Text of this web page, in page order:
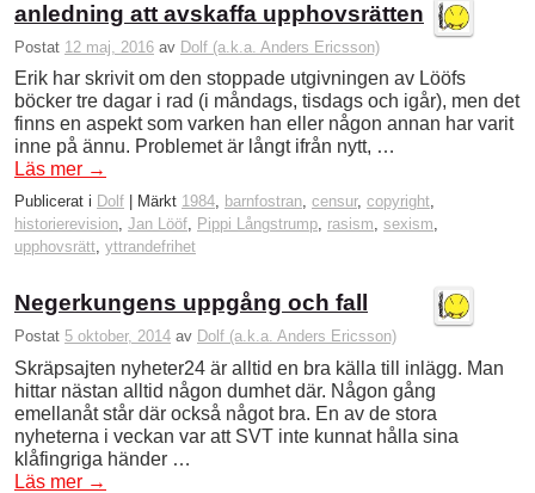
anledning att avskaffa upphovsrätten
Postat 12 maj, 2016 av Dolf (a.k.a. Anders Ericsson)
Erik har skrivit om den stoppade utgivningen av Lööfs
böcker tre dagar i rad (i måndags, tisdags och igår), men det
finns en aspekt som varken han eller någon annan har varit
inne på ännu. Problemet är långt ifrån nytt, …
Läs mer →
Publicerat i Dolf Märkt 1984, barnfostran, censur, copyright,
historierevision, Jan Lööf, Pippi Långstrump, rasism, sexism,
upphovsrätt, yttrandefrihet
Negerkungens uppgång och fall
Postat 5 oktober, 2014 av Dolf (a.k.a. Anders Ericsson)
Skräpsajten nyheter24 är alltid en bra källa till inlägg. Man
hittar nästan alltid någon dumhet där. Någon gång
emellanåt står där också något bra. En av de stora
nyheterna i veckan var att SVT inte kunnat hålla sina
klåfingriga händer …
Läs mer →